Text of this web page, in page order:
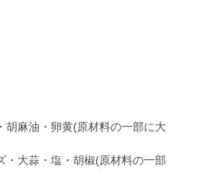
胡麻油・卵黄(原材料の一部に大
・大蒜・塩・胡椒(原材料の一部